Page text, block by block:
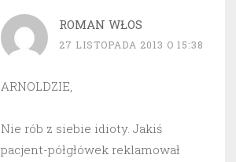
ROMAN WŁOS
27 LISTOPADA 2013 O 15:38
ARNOLDZIE,
Nie rób z siebie idioty. Jakiś
pacjent-półgłówek reklamował